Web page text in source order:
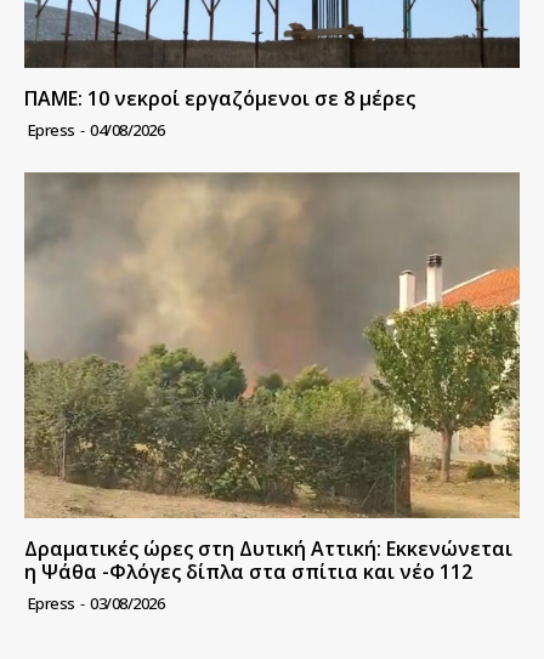
ΠΑΜΕ: 10 νεκροί εργαζόμενοι σε 8 μέρες
Epress - 04/08/2026
Δραματικές ώρες στη Δυτική Αττική: Εκκενώνεται
η Ψάθα -Φλόγες δίπλα στα σπίτια και νέο 112
Epress - 03/08/2026